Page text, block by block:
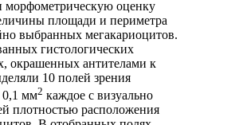
морфометрическую оценку
площади и периметра
выбранных мегакариоцитов.
гистологических
окрашенных антителами к
10 полей зрения
мм2 каждое с визуально
плотностью расположения